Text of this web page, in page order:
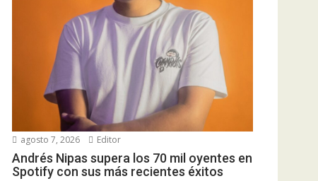
agosto 7, 2026 Editor
Andrés Nipas supera los 70 mil oyentes en
Spotify con sus más recientes éxitos